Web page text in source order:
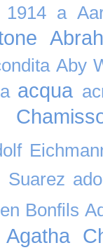
1914 a
Aby
acqua
Suarez
Bonfils
Agatha